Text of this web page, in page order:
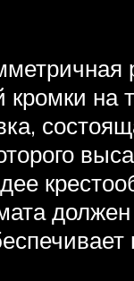
кромки на
должен